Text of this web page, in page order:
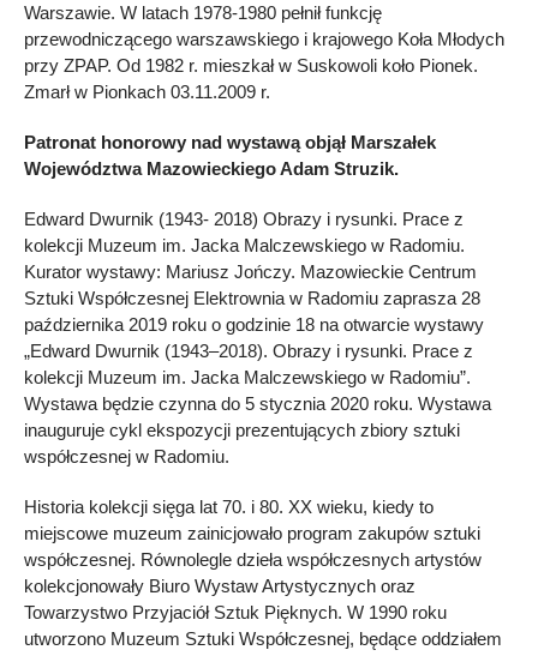
Warszawie. W latach 1978-1980 pełnił funkcję
przewodniczącego warszawskiego i krajowego Koła Młodych
przy ZPAP. Od 1982 r. mieszkał w Suskowoli koło Pionek.
Zmarł w Pionkach 03.11.2009 r.
Patronat honorowy nad wystawą objął Marszałek
Województwa Mazowieckiego Adam Struzik.
Edward Dwurnik (1943- 2018) Obrazy i rysunki. Prace z
kolekcji Muzeum im. Jacka Malczewskiego w Radomiu.
Kurator wystawy: Mariusz Jończy. Mazowieckie Centrum
Sztuki Współczesnej Elektrownia w Radomiu zaprasza 28
października 2019 roku o godzinie 18 na otwarcie wystawy
„Edward Dwurnik (1943–2018). Obrazy i rysunki. Prace z
kolekcji Muzeum im. Jacka Malczewskiego w Radomiu”.
Wystawa będzie czynna do 5 stycznia 2020 roku. Wystawa
inauguruje cykl ekspozycji prezentujących zbiory sztuki
współczesnej w Radomiu.
Historia kolekcji sięga lat 70. i 80. XX wieku, kiedy to
miejscowe muzeum zainicjowało program zakupów sztuki
współczesnej. Równolegle dzieła współczesnych artystów
kolekcjonowały Biuro Wystaw Artystycznych oraz
Towarzystwo Przyjaciół Sztuk Pięknych. W 1990 roku
utworzono Muzeum Sztuki Współczesnej, będące oddziałem